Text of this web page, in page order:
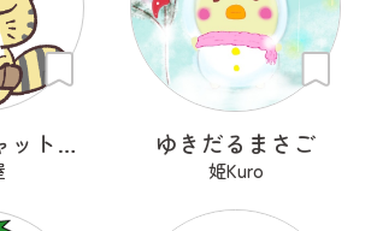
サーバルキャット課長 ゆきだるまさご
姫Kuro